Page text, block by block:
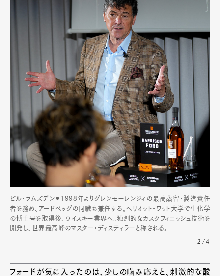
ビル・ラムズデン⚫︎1998年よりグレンモーレンジィの最高蒸留・製造責任
者を務め、アードベッグの同職も兼任する。ヘリオット・ワット大学で生化学
の博士号を取得後、ウイスキー業界へ。独創的なカスクフィニッシュ技術を
開発し、世界最高峰のマスター・ディスティラーと称される。
2/4
フォードが気に入ったのは、少しの噛み応えと、刺激的な酸